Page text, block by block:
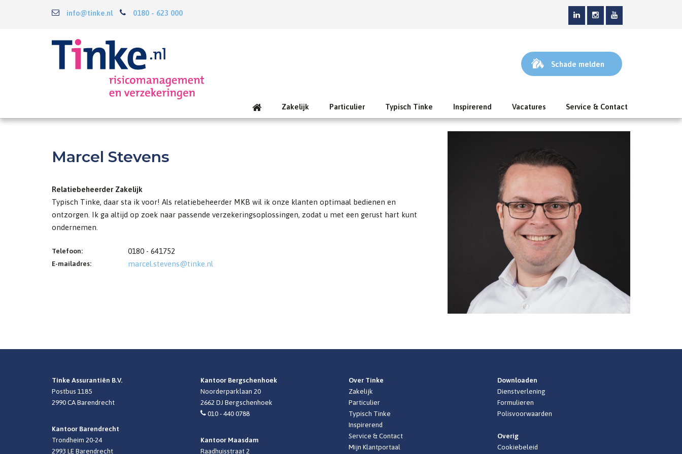
info@tinke.nl 0180 - 623 000
Schade melden
Zakelijk Particulier Typisch Tinke Inspirerend Vacatures Service & Contact
Marcel Stevens
Relatiebeheerder Zakelijk
Typisch Tinke, daar sta ik voor! Als relatiebeheerder MKB wil ik onze klanten optimaal bedienen en
ontzorgen. Ik ga altijd op zoek naar passende verzekeringsoplossingen, zodat u met een gerust hart kunt
ondernemen.
Telefoon: 0180 - 641752
E-mailadres: marcel.stevens@tinke.nl
Tinke Assurantiën B.V.
Postbus 1185
2990 CABarendrecht
Kantoor Barendrecht
Trondheim 20-24
2993 LE Barendrecht
Kantoor Bergschenhoek
Noorderparklaan 20
2662 DJ Bergschenhoek
010 - 440 0788
Kantoor Maasdam
Raadhuisstraat 2
Over Tinke
Zakelijk
Particulier
Typisch Tinke
Inspirerend
Service & Contact
Mijn Klantportaal
Downloaden
Dienstverlening
Formulieren
Polisvoorwaarden
Overig
Cookiebeleid